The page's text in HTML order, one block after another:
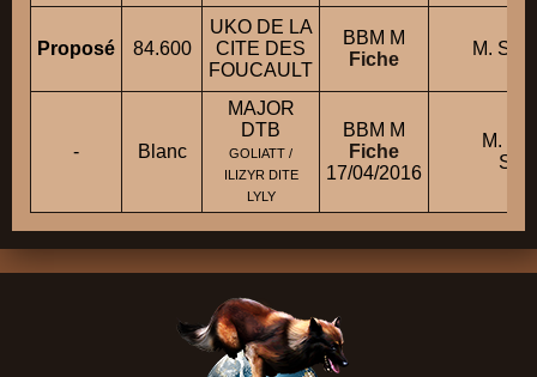
Proposé 84.600
UKO DE LA
CITE DES
FOUCAULT
BBM M
Fiche
M.
- Blanc
MAJOR
DTB
GOLIATT /
ILIZYR DITE
LYLY
BBM M
Fiche
17/04/2016
M.